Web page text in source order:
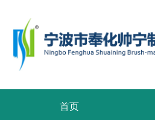
首页